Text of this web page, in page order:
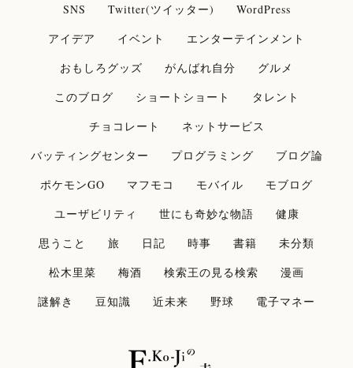
SNS
Twitter(ツイッター)
WordPress
アイデア
イベント
エンターテインメント
おもしろグッズ
がんばれ自分
グルメ
このブログ
ショートショート
タレント
チョコレート
ネットサービス
バッティングセンター
プログラミング
ブログ論
ポケモンGO
マフモコ モバイル
モブログ
ユーザビリティ
世にも奇妙な物語
健康
思うこと
旅 日記 時事 書籍
未分類
松木里菜
梅酒 検索王の見る検索
漫画
謎解き
豆知識 近未来 野球 電子マネー